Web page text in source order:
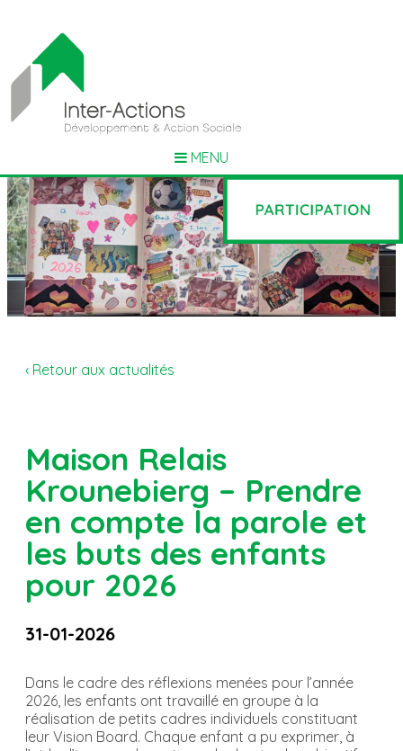
MENU
‹ Retour aux actualités
Maison Relais
Krounebierg – Prendre
en compte la parole et
les buts des enfants
pour 2026
31-01-2026
Dans le cadre des réflexions menées pour l’année
2026, les enfants ont travaillé en groupe à la
réalisation de petits cadres individuels constituant
leur Vision Board. Chaque enfant a pu exprimer, à